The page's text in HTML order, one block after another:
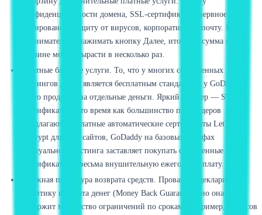
конфиденциальности домена, SSL-сертификат, резервное
копирование, защиту от вирусов, корпоративную почту. Если
невнимательно нажимать кнопку Далее, итоговая сумма в
корзине может вырасти в несколько раз.
Платные базовые услуги. То, что у многих современных
хостингов давно является бесплатным стандартом, у GoDaddy
часто продается за отдельные деньги. Яркий пример — SSL-
сертификаты. В то время как большинство провайдеров
предлагают бесплатные автоматические сертификаты Let's
Encrypt для всех сайтов, GoDaddy на базовых тарифах
виртуального хостинга заставляет покупать собственные SSL-
сертификаты за весьма внушительную ежегодную плату.
Сложная процедура возврата средств. Провайдер декларирует
политику возврата денег (Money Back Guarantee), но она
содержит множество ограничений по срокам (например, 48 часов